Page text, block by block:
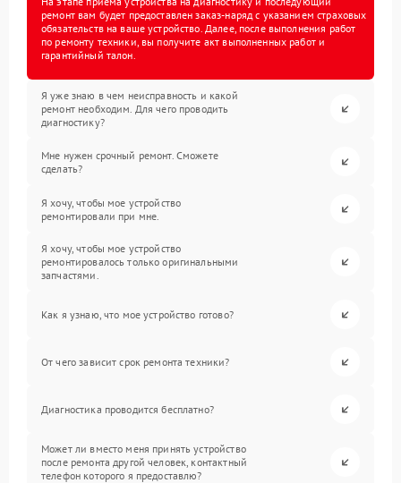
ремонт вам будет предоставлен заказ-наряд с указанием страховых
обязательств на ваше устройство. Далее, после выполнения работ
по ремонту техники, вы получите акт выполненных работ и
гарантийный талон.
Я уже знаю в чем неисправность и какой
ремонт необходим. Для чего проводить
диагностику?
Мне нужен срочный ремонт. Сможете
сделать?
Я хочу, чтобы мое устройство
ремонтировали при мне.
Я хочу, чтобы мое устройство
ремонтировалось только оригинальными
запчастями.
Как я узнаю, что мое устройство готово?
От чего зависит срок ремонта техники?
Диагностика проводится бесплатно?
Может ли вместо меня принять устройство
после ремонта другой человек, контактный
телефон которого я предоставлю?